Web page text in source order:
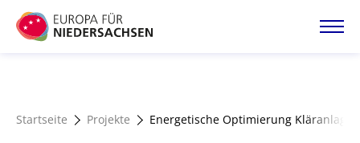
Direkt
zum
Startseite Projekte Energetische Optimierung Kläranlage